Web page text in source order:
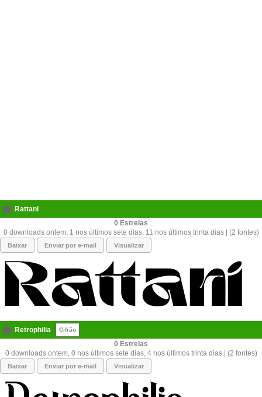
Rattani
0
0 downloads ontem, 1 nos últimos sete dias, 11 nos últimos trinta dias | (2 fontes)
Baixar Enviar por e-mail Visualizar
Retrophilia Cifrão
0
0 downloads ontem, 0 nos últimos sete dias, 4 nos últimos trinta dias | (2 fontes)
Baixar Enviar por e-mail Visualizar